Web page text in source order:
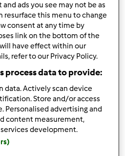
8 29min
4.6 (5)
tonde ripiene
ads you see may not be as
resurface this menu to change
consent at any time by
link on the bottom of the
have effect within our
refer to our Privacy Policy.
process data to provide:
data. Actively scan device
Store and/or access
Personalised advertising and
content measurement,
development.